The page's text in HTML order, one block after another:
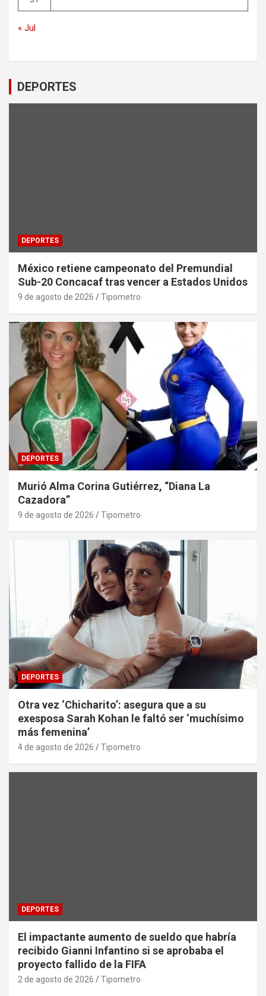
« Jul
DEPORTES
DEPORTES
México retiene campeonato del Premundial
Sub-20 Concacaf tras vencer a Estados Unidos
9 de agosto de 2026 Tipometro
DEPORTES
Murió Alma Corina Gutiérrez, “Diana La
Cazadora”
9 de agosto de 2026 Tipometro
DEPORTES
Otra vez ‘Chicharito’: asegura que a su
exesposa Sarah Kohan le faltó ser ‘muchísimo
más femenina’
4 de agosto de 2026 Tipometro
DEPORTES
El impactante aumento de sueldo que habría
recibido Gianni Infantino si se aprobaba el
proyecto fallido de la FIFA
2 de agosto de 2026 Tipometro